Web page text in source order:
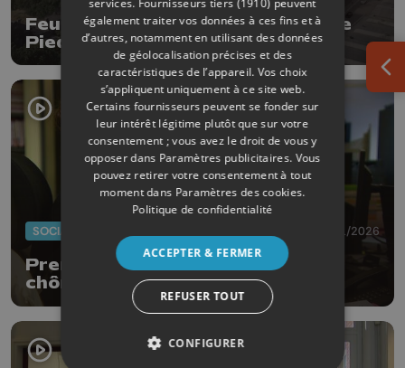
Feu vert pour l'ancienne brasserie
Piedbœuf
SOCIAL 09/01/2026
Première semaine de réforme du
chômage bien gérée par les CPAS
également traiter vos données à ces fins et à
d’autres, notamment en utilisant des données
de géolocalisation précises et des
caractéristiques de l’appareil. Vos choix
s’appliquent uniquement à ce site web.
Certains fournisseurs peuvent se fonder sur
leur intérêt légitime plutôt que sur votre
consentement ; vous avez le droit de vous y
opposer dans Paramètres publicitaires. Vous
pouvez retirer votre consentement à tout
moment dans Paramètres des cookies.
Politique de confidentialité
ACCEPTER & FERMER
REFUSER TOUT
CONFIGURER